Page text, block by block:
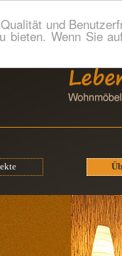
und
bieten. Wenn Sie